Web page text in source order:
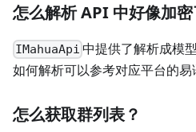
怎么解析 API 中好像加
IMahuaApi 中提供了解析成模
如何解析可以参考对应平台的易
怎么获取群列表？